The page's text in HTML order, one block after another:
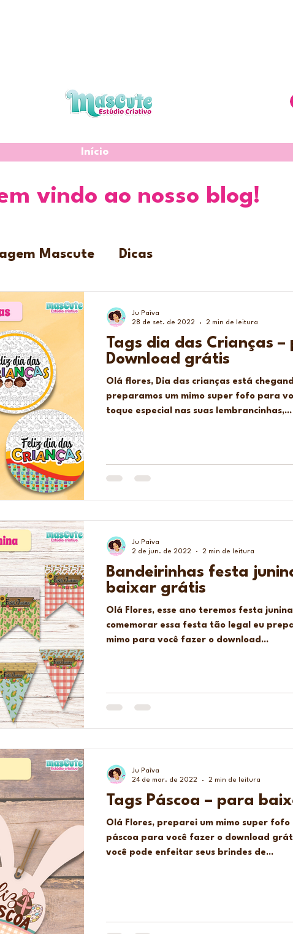
Início
vindo ao nosso blog!
Mascute Dicas
Tags dia das Crianças –
Download grátis
Olá flores, Dia das crianças está
preparamos um mimo super fofo para você dar
toque especial nas suas lembrancinhas,...
Ju Paìva
28 de set. de 2022
2 min de leitura
Bandeirinhas festa
baixar grátis
Olá Flores, esse ano teremos festa
comemorar essa festa tão legal eu
mimo para você fazer o download...
Ju Paìva
2 de jun. de 2022
2 min de leitura
Tags Páscoa – para
Olá Flores, preparei um mimo super fofo
páscoa para você fazer o download
você pode enfeitar seus brindes de...
Ju Paìva
24 de mar. de 2022
2 min de leitura